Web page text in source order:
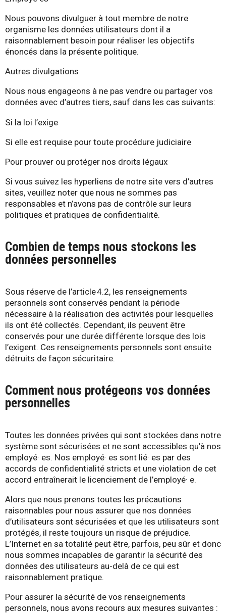
Nous pouvons divulguer à tout membre de notre
organisme les données utilisateurs dont il a
raisonnablement besoin pour réaliser les objectifs
énoncés dans la présente politique.
Autres divulgations
Nous nous engageons à ne pas vendre ou partager vos
données avec d’autres tiers, sauf dans les cas suivants:
Si la loi l’exige
Si elle est requise pour toute procédure judiciaire
Pour prouver ou protéger nos droits légaux
Si vous suivez les hyperliens de notre site vers d’autres
sites, veuillez noter que nous ne sommes pas
responsables et n’avons pas de contrôle sur leurs
politiques et pratiques de confidentialité.
Combien de temps nous stockons les
données personnelles
Sous réserve de l’article 4.2, les renseignements
personnels sont conservés pendant la période
nécessaire à la réalisation des activités pour lesquelles
ils ont été collectés. Cependant, ils peuvent être
conservés pour une durée différente lorsque des lois
l’exigent. Ces renseignements personnels sont ensuite
détruits de façon sécuritaire.
Comment nous protégeons vos données
personnelles
Toutes les données privées qui sont stockées dans notre
système sont sécurisées et ne sont accessibles qu’à nos
employé· es. Nos employé· es sont lié· es par des
accords de confidentialité stricts et une violation de cet
accord entraînerait le licenciement de l’employé· e.
Alors que nous prenons toutes les précautions
raisonnables pour nous assurer que nos données
d’utilisateurs sont sécurisées et que les utilisateurs sont
protégés, il reste toujours un risque de préjudice.
L’Internet en sa totalité peut être, parfois, peu sûr et donc
nous sommes incapables de garantir la sécurité des
données des utilisateurs au-delà de ce qui est
raisonnablement pratique.
Pour assurer la sécurité de vos renseignements
personnels, nous avons recours aux mesures suivantes :